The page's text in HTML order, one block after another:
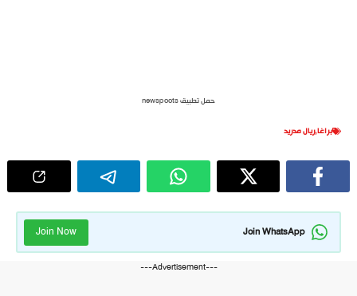
حمل تطبيق newspoots
براغا,ريال مدريد
Join WhatsApp
Join Now
---Advertisement---